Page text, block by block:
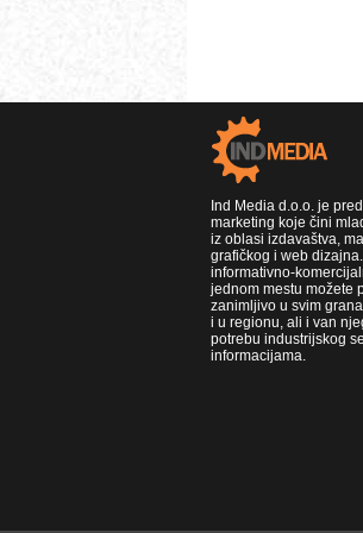
Ind Media d.o.o. je
marketing koje čini
iz oblasi izdavaštva,
grafičkog i web
informativno-
jednom mestu možete
zanimljivo u svim
i u regionu, ali i van
potrebu industrijskog
informacijama.